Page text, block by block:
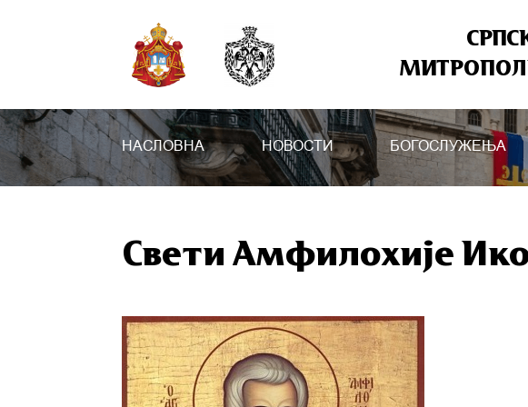
НАСЛОВНА НОВОСТИ БОГОСЛУЖЕЊА
Свети Амфилохије